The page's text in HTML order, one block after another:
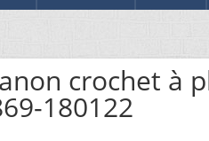
crochet à
180122